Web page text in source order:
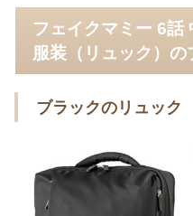
フェイクマミー 6話
服装（リュック）の
ブラックのリュック